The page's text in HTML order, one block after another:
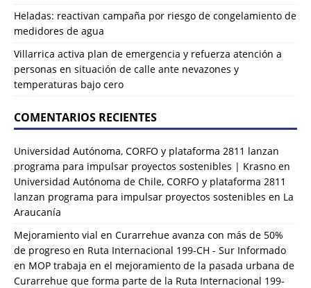
Heladas: reactivan campaña por riesgo de congelamiento de
medidores de agua
Villarrica activa plan de emergencia y refuerza atención a
personas en situación de calle ante nevazones y
temperaturas bajo cero
COMENTARIOS RECIENTES
Universidad Autónoma, CORFO y plataforma 2811 lanzan
programa para impulsar proyectos sostenibles | Krasno en
Universidad Autónoma de Chile, CORFO y plataforma 2811
lanzan programa para impulsar proyectos sostenibles en La
Araucanía
Mejoramiento vial en Curarrehue avanza con más de 50%
de progreso en Ruta Internacional 199-CH - Sur Informado
en MOP trabaja en el mejoramiento de la pasada urbana de
Curarrehue que forma parte de la Ruta Internacional 199-